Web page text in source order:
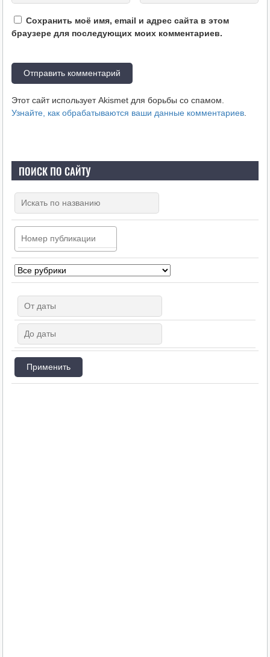
Сохранить моё имя, email и адрес сайта в этом
браузере для последующих моих комментариев.
Этот сайт использует Akismet для борьбы со спамом.
Узнайте, как обрабатываются ваши данные комментариев.
ПОИСК ПО САЙТУ